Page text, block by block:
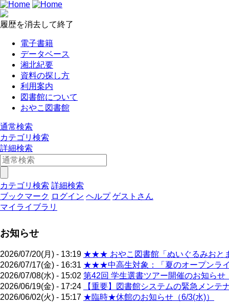
履歴を消去して終了
電子書籍
データベース
湘北紀要
資料の探し方
利用案内
図書館について
おやこ図書館
通常検索
カテゴリ検索
詳細検索
カテゴリ検索 詳細検索
ブックマーク ログイン ヘルプ ゲストさん
マイライブラリ
お知らせ
2026/07/20(月) - 13:19 ★★★ おやこ図書館「ぬいぐるみおと
2026/07/17(金) - 16:31 ★★★中高生対象：「夏のオープンラ
2026/07/08(水) - 15:02 第42回 学生選書ツアー開催のお知らせ
2026/06/19(金) - 17:24
【重要】図書館システムの緊急メンテ
2026/06/02(火) - 15:17 ★臨時★休館のお知らせ（6/3(水)）